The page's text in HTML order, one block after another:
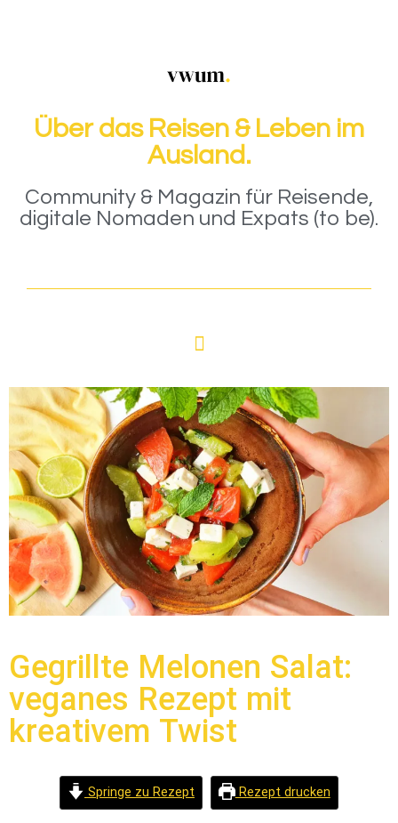
Über das Reisen & Leben im
Ausland.
Community & Magazin für Reisende,
digitale Nomaden und Expats (to be).
Gegrillte Melonen Salat:
veganes Rezept mit
kreativem Twist
Springe zu Rezept Rezept drucken